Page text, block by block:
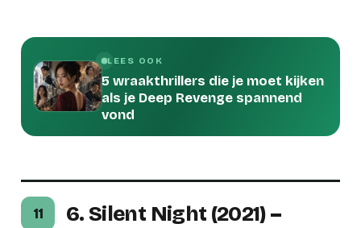
LEES OOK
5 wraakthrillers die je moet kijken
als je Deep Revenge spannend
vond
11
6. Silent Night (2021) –